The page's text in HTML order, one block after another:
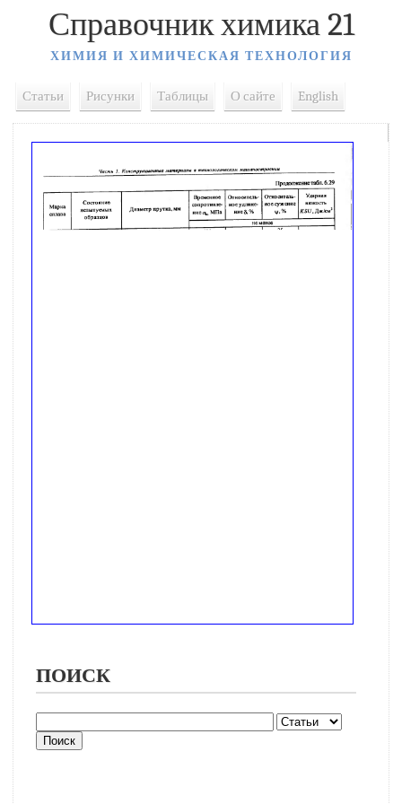
Справочник химика 21
ХИМИЯ И ХИМИЧЕСКАЯ ТЕХНОЛОГИЯ
Статьи Рисунки Таблицы О сайте English
ПОИСК